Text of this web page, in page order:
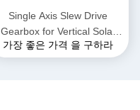
Single Axis Slew Drive
Gearbox for Vertical Solar
Tracking System
가장 좋은 가격 을 구하라